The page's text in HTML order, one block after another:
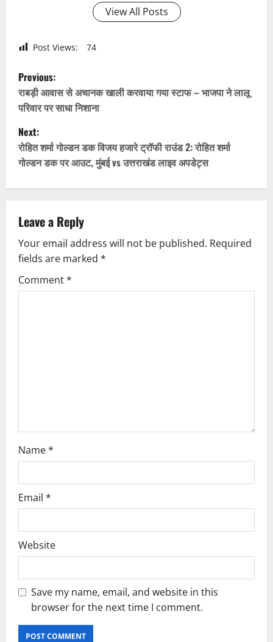
View All Posts
Post Views: 74
P
o
s
t
n
v
i
g
Previous:
राबड़ी आवास से अचानक खाली करवाया गया स्टाफ – भाजपा ने लालू
परिवार पर साधा निशाना
Next:
रोहित शर्मा गोल्डन डक विजय हजारे ट्रॉफी राउंड 2: रोहित शर्मा
गोल्डन डक पर आउट, मुंबई vs उत्तराखंड लाइव अपडेट्स
Leave a Reply
Your email address will not be published. Required
fields are marked *
Comment*
Name*
Email *
Website
Save my name, email, and website in this
browser for the next time I comment.